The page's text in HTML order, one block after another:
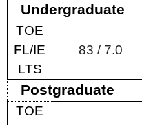
各校列表
教育优势
热门领域
留学生活
Undergraduate
TOE
FL/IE
LTS
83 / 7.0
Postgraduate
TOE